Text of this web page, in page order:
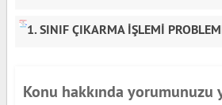
1. SINIF ÇIKARMA İŞLEMİ
Konu hakkında yorumunuzu